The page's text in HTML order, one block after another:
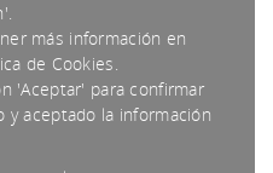
más información en
de Cookies.
'Aceptar' para confirmar
y aceptado la información